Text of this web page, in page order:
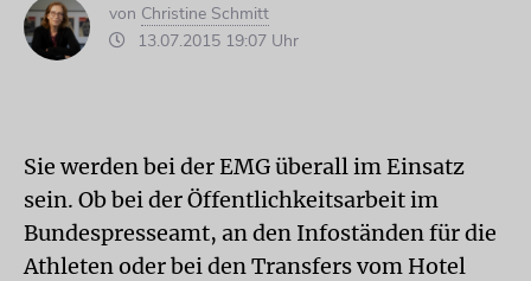
von Christine Schmitt
13.07.2015 19:07 Uhr
Sie werden bei der EMG überall im Einsatz
sein. Ob bei der Öffentlichkeitsarbeit im
Bundespresseamt, an den Infoständen für die
Athleten oder bei den Transfers vom Hotel